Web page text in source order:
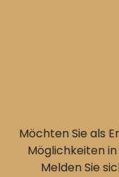
Möchten Sie als
Möglichkeiten
Melden Sie